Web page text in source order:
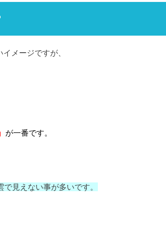
メージですが、
が一番です。
見えない事が多いです。